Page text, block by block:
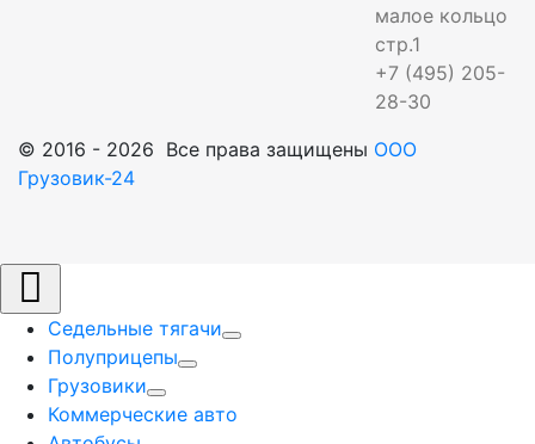
малое кольцо
стр.1
+7 (495) 205-
28-30
© 2016 - 2026 Все права защищены ООО
Грузовик-24
Седельные тягачи
Полуприцепы
Грузовики
Коммерческие авто